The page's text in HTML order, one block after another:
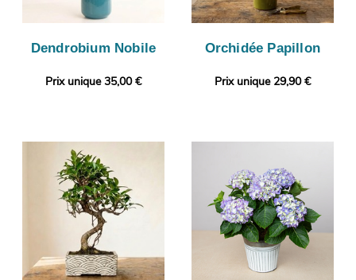
Dendrobium Nobile
Prix unique 35,00 €
Orchidée Papillon
Prix unique 29,90 €